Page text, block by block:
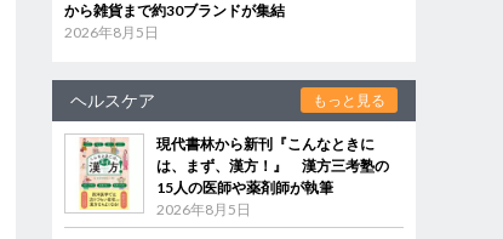
から雑貨まで約30ブランドが集結
2026年8月5日
ヘルスケア もっと見る
現代書林から新刊『こんなときに
は、まず、漢方！』 漢方三考塾の
15人の医師や薬剤師が執筆
2026年8月5日